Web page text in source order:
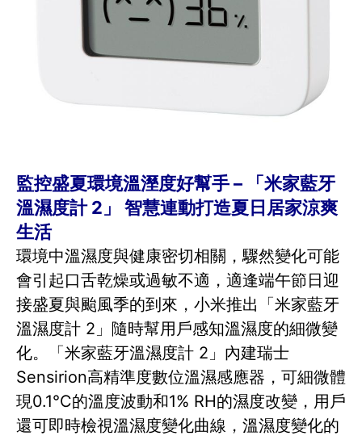
監控盛夏環境溫溼度好幫手 – 「米家藍牙
溫濕度計 2」 智慧連動打造夏日居家涼爽
生活
環境中溫濕度與健康密切相關，驟然變化可能
會引起口舌乾燥或過敏不適，適逢端午節日迎
接盛夏與颱風季的到來，小米推出「米家藍牙
溫濕度計 2」隨時幫用戶感知溫濕度的細微變
化。「米家藍牙溫濕度計 2」內建瑞士
Sensirion高精準度數位溫濕感應器，可細微體
現0.1°C的溫度波動和1% RH的濕度改變，用戶
還可即時檢視溫濕度變化曲線，溫濕度變化的